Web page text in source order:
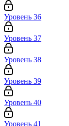
Уровень 36
Уровень 37
Уровень 38
Уровень 39
Уровень 40
Уровень 41